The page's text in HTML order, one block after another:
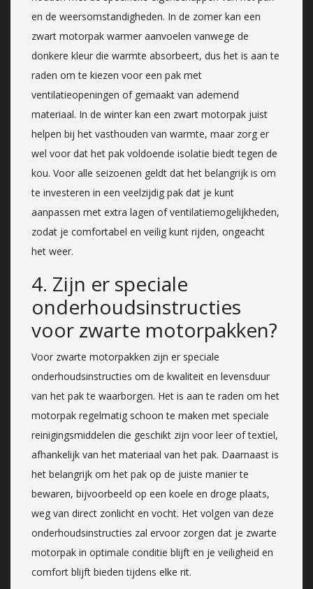
en de weersomstandigheden. In de zomer kan een
zwart motorpak warmer aanvoelen vanwege de
donkere kleur die warmte absorbeert, dus het is aan te
raden om te kiezen voor een pak met
ventilatieopeningen of gemaakt van ademend
materiaal. In de winter kan een zwart motorpak juist
helpen bij het vasthouden van warmte, maar zorg er
wel voor dat het pak voldoende isolatie biedt tegen de
kou. Voor alle seizoenen geldt dat het belangrijk is om
te investeren in een veelzijdig pak dat je kunt
aanpassen met extra lagen of ventilatiemogelijkheden,
zodat je comfortabel en veilig kunt rijden, ongeacht
het weer.
4. Zijn er speciale
onderhoudsinstructies
voor zwarte motorpakken?
Voor zwarte motorpakken zijn er speciale
onderhoudsinstructies om de kwaliteit en levensduur
van het pak te waarborgen. Het is aan te raden om het
motorpak regelmatig schoon te maken met speciale
reinigingsmiddelen die geschikt zijn voor leer of textiel,
afhankelijk van het materiaal van het pak. Daarnaast is
het belangrijk om het pak op de juiste manier te
bewaren, bijvoorbeeld op een koele en droge plaats,
weg van direct zonlicht en vocht. Het volgen van deze
onderhoudsinstructies zal ervoor zorgen dat je zwarte
motorpak in optimale conditie blijft en je veiligheid en
comfort blijft bieden tijdens elke rit.